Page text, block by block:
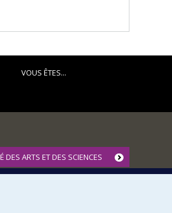
VOUS ÊTES...
DES ARTS ET DES SCIENCES